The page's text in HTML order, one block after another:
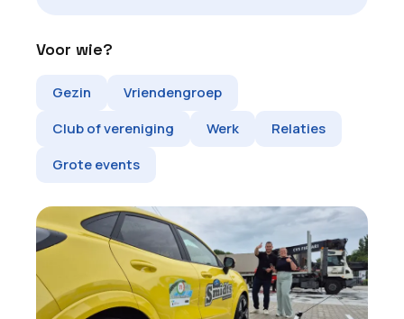
Voor wie?
Gezin
Vriendengroep
Club of vereniging
Werk
Relaties
Grote events